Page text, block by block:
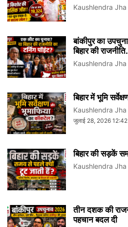
Kaushlendra Jha
बांकीपुर का
बिहार की
Kaushlendra Jha
बिहार में भूमि
Kaushlendra Jha
जुलाई 28, 2026 12:42
बिहार की सड़कें
Kaushlendra Jha
तीन दशक की
पहचान बदल दी